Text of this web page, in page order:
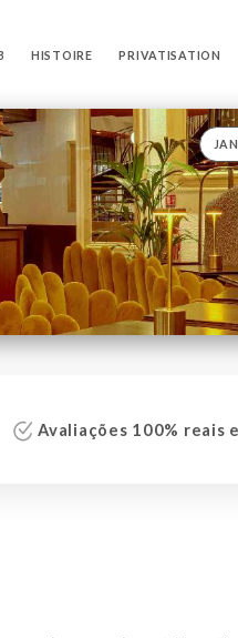
HISTOIRE PRIVATISATION
Avaliações 100% reais